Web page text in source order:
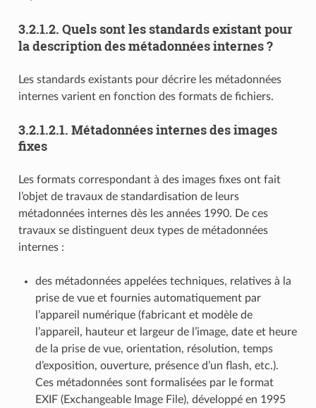
3.2.1.2. Quels sont les standards existant pour
la description des métadonnées internes ?
Les standards existants pour décrire les métadonnées
internes varient en fonction des formats de fichiers.
3.2.1.2.1. Métadonnées internes des images
fixes
Les formats correspondant à des images fixes ont fait
l’objet de travaux de standardisation de leurs
métadonnées internes dès les années 1990. De ces
travaux se distinguent deux types de métadonnées
internes :
des métadonnées appelées techniques, relatives à la
prise de vue et fournies automatiquement par
l’appareil numérique (fabricant et modèle de
l’appareil, hauteur et largeur de l’image, date et heure
de la prise de vue, orientation, résolution, temps
d’exposition, ouverture, présence d’un flash, etc.).
Ces métadonnées sont formalisées par le format
EXIF (Exchangeable Image File), développé en 1995